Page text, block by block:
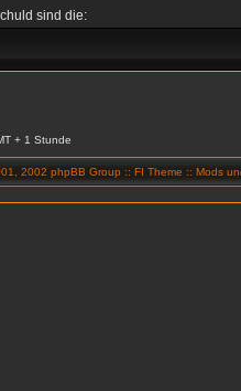
sind die:
+ 1 Stunde
2002 phpBB Group :: FI Theme :: Mods